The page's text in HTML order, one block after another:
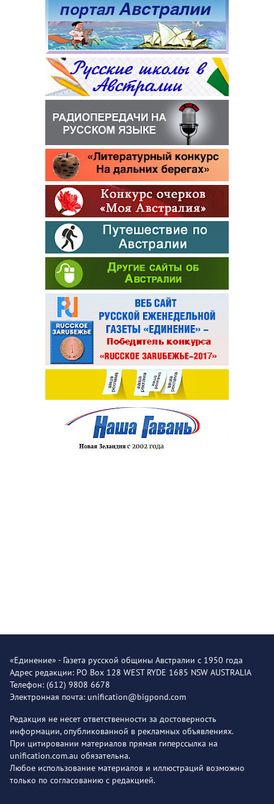
«Единение» - Газета русской общины Австралии с 1950 года
Адрес редакции: PO Box 128 WEST RYDE 1685 NSW AUSTRALIA
Телефон: (612) 9808 6678
Электронная почта: unification@bigpond.com
Редакция не несет ответственности за достоверность
информации, опубликованной в рекламных объявлениях.
При цитировании материалов прямая гиперссылка на
unification.com.au обязательна.
Любое использование материалов и иллюстраций возможно
только по согласованию с редакцией.